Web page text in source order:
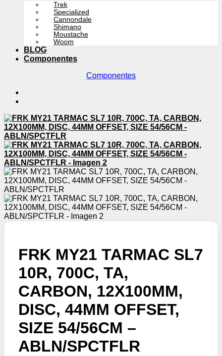
Trek
Specialized
Cannondale
Shimano
Moustache
Woom
BLOG
Componentes
Componentes
FRK MY21 TARMAC SL7
10R, 700C, TA,
CARBON, 12X100MM,
DISC, 44MM OFFSET,
SIZE 54/56CM –
ABLN/SPCTFLR